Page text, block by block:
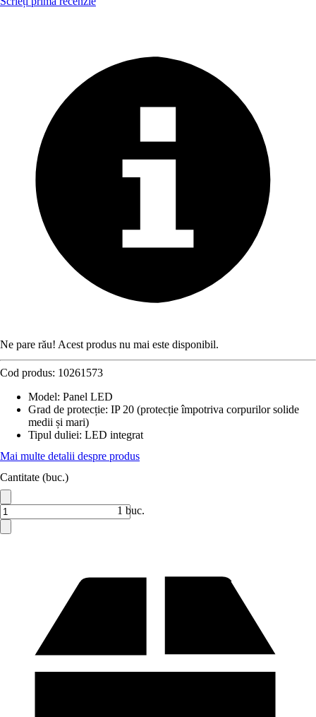
Ne pare rău! Acest produs nu mai este disponibil.
Cod produs: 10261573
Model: Panel LED
Grad de protecție: IP 20 (protecție împotriva corpurilor solide
medii și mari)
Tipul duliei: LED integrat
Mai multe detalii despre produs
Cantitate (buc.)
1 buc.